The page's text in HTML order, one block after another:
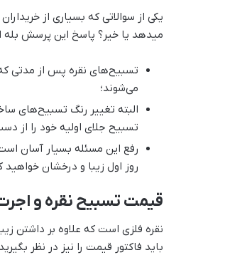
یکی از سوالاتی که بسیاری از
می‎دهد یا خیر؟ پاسخ این پرسش بله است.
تسبیح‌های نقره پس از مدتی
می‌شوند؛
البته تغییر رنگ تسبیح‌های
تسبیح جلای اولیه خود را از
رفع این مسئله بسیار آسان
روز اول زیبا و درخشان خواهید
قیمت تسبیح نقره و
نقره فلزی است که علاوه بر داشتن
باید فاکتور قیمت را نیز در نظر